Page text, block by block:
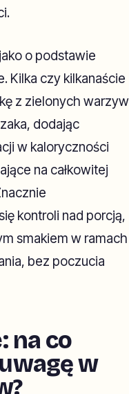
o podstawie
Kilka czy kilkanaście
z zielonych warzyw
dodając
w kaloryczności
na całkowitej
kontroli nad porcją,
smakiem w ramach
bez poczucia
na co
w